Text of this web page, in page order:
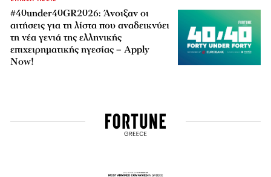
#40under40GR2026: Άνοιξαν οι
αιτήσεις για τη λίστα που αναδεικνύει
τη νέα γενιά της ελληνικής
επιχειρηματικής ηγεσίας – Apply
Now!